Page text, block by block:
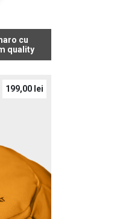
cu
quality
199,00 lei